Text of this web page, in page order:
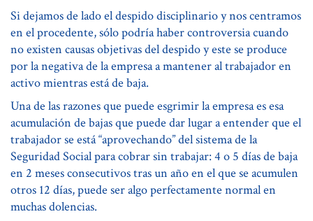
Si dejamos de lado el despido disciplinario y nos centramos
en el procedente, sólo podría haber controversia cuando
no existen causas objetivas del despido y este se produce
por la negativa de la empresa a mantener al trabajador en
activo mientras está de baja.
Una de las razones que puede esgrimir la empresa es esa
acumulación de bajas que puede dar lugar a entender que el
trabajador se está “aprovechando” del sistema de la
Seguridad Social para cobrar sin trabajar: 4 o 5 días de baja
en 2 meses consecutivos tras un año en el que se acumulen
otros 12 días, puede ser algo perfectamente normal en
muchas dolencias.